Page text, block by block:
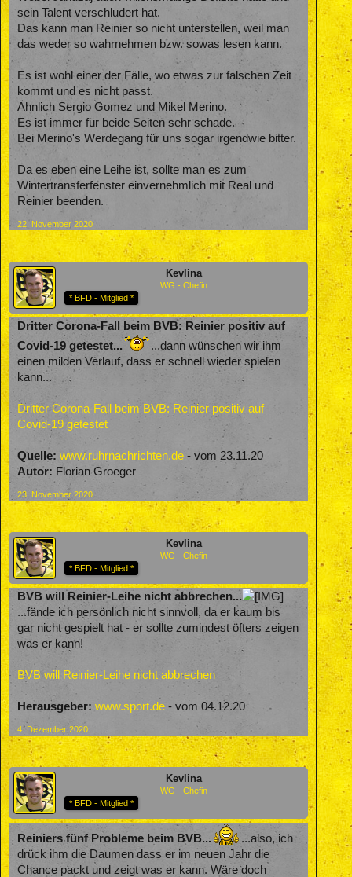
sein Talent verschludert hat.
Das kann man Reinier so nicht unterstellen, weil man
das weder so wahrnehmen bzw. sowas lesen kann.
Es ist wohl einer der Fälle, wo etwas zur falschen Zeit
kommt und es nicht passt.
Ähnlich Sergio Gomez und Mikel Merino.
Es ist immer für beide Seiten sehr schade.
Bei Merino's Werdegang für uns sogar irgendwie bitter.
Da es eben eine Leihe ist, sollte man es zum
Wintertransferfenster einvernehmlich mit Real und
Reinier beenden.
22. November 2020
Kevlina
WG - Chefin
* BFD - Mitglied *
Dritter Corona-Fall beim BVB: Reinier positiv auf
Covid-19 getestet...
...dann wünschen wir ihm
einen milden Verlauf, dass er schnell wieder spielen
kann...
Dritter Corona-Fall beim BVB: Reinier positiv auf
Covid-19 getestet
Quelle: www.ruhrnachrichten.de - vom 23.11.20
Autor: Florian Groeger
23. November 2020
Kevlina
WG - Chefin
* BFD - Mitglied *
BVB will Reinier-Leihe nicht abbrechen...
...fände ich persönlich nicht sinnvoll, da er kaum bis
gar nicht gespielt hat - er sollte zumindest öfters zeigen
was er kann!
BVB will Reinier-Leihe nicht abbrechen
Herausgeber: www.sport.de - vom 04.12.20
4. Dezember 2020
Kevlina
WG - Chefin
* BFD - Mitglied *
Reiniers fünf Probleme beim BVB...
...also, ich
drück ihm die Daumen dass er im neuen Jahr die
Chance packt und zeigt was er kann. Wäre doch